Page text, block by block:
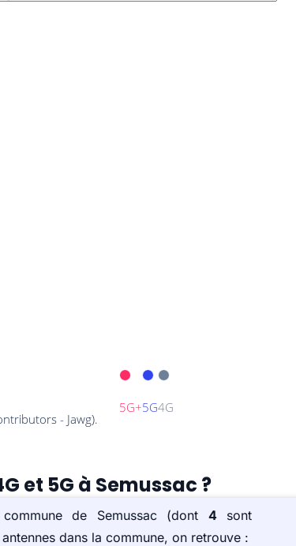
et 5G à Semussac ?
de Semussac (dont 4sont
dans la commune, on retrouve :